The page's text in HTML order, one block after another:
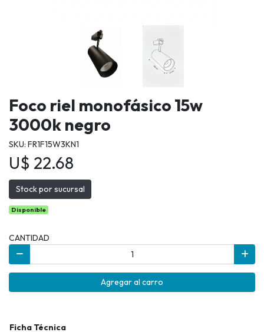
Foco riel monofásico 15w
3000k negro
SKU: FR1F15W3KN1
U$ 22.68
Stock por sucursal
Disponible
CANTIDAD
Agregar al carro
Ficha Técnica